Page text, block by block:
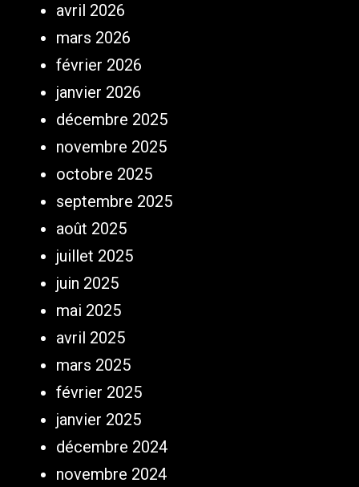
avril 2026
mars 2026
février 2026
janvier 2026
décembre 2025
novembre 2025
octobre 2025
septembre 2025
août 2025
juillet 2025
juin 2025
mai 2025
avril 2025
mars 2025
février 2025
janvier 2025
décembre 2024
novembre 2024